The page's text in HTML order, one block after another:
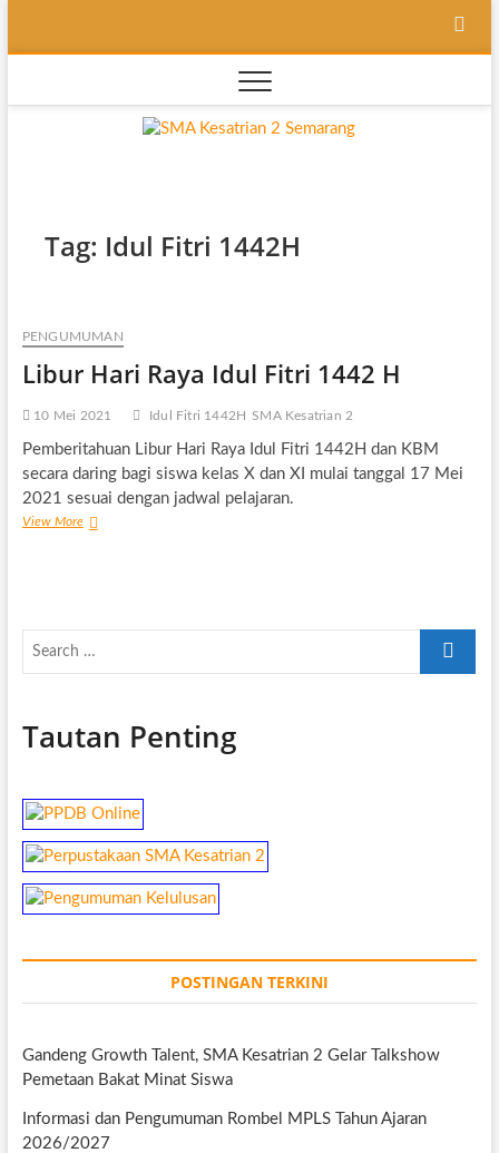
content
Tag: Idul Fitri 1442H
PENGUMUMAN
Libur Hari Raya Idul Fitri 1442 H
10 Mei 2021 Idul Fitri 1442H SMA Kesatrian 2
Pemberitahuan Libur Hari Raya Idul Fitri 1442H dan KBM
secara daring bagi siswa kelas X dan XI mulai tanggal 17 Mei
2021 sesuai dengan jadwal pelajaran.
View MoreLibur
Search
Tautan Penting
POSTINGAN TERKINI
Gandeng Growth Talent, SMA Kesatrian 2 Gelar Talkshow
Pemetaan Bakat Minat Siswa
Informasi dan Pengumuman Rombel MPLS Tahun Ajaran
2026/2027